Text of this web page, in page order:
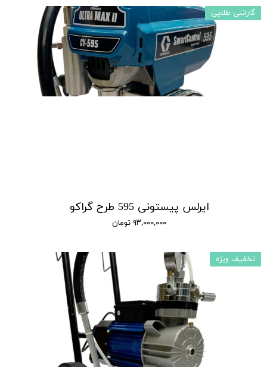
ایرلس پیستونی 595 طرح گراکو
۹۳,۰۰۰,۰۰۰ تومان
گارانتی طلایی
تخفیف ویژه